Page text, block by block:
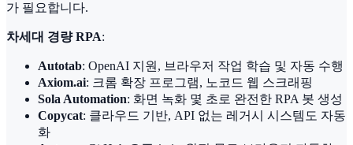
가 필요합니다.
차세대 경량 RPA:
Autotab: OpenAI 지원, 브라우저 작업 학습 및 자동 수행
Axiom.ai: 크롬 확장 프로그램, 노코드 웹 스크래핑
Sola Automation: 화면 녹화 몇 초로 완전한 RPA 봇 생성
Copycat: 클라우드 기반, API 없는 레거시 시스템도 자동
화